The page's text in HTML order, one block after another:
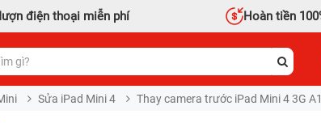
điện thoại miễn phí Hoàn tiền
Sửa iPad Mini 4 Thay camera trước iPad Mini 4 3G